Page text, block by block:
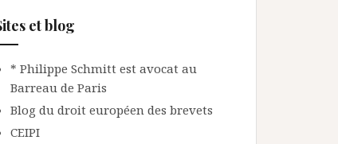
et blog
* Philippe Schmitt est avocat au
Barreau de Paris
Blog du droit européen des brevets
CEIPI